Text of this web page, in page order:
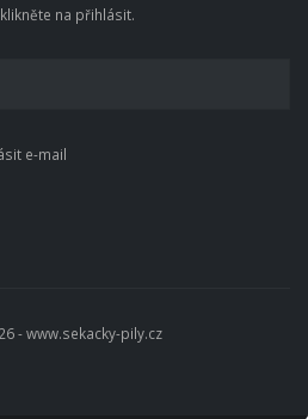
na přihlásit.
e-mail
- www.sekacky-pily.cz